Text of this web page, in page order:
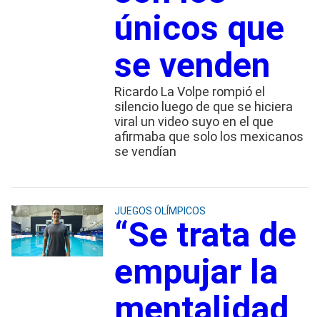
únicos que
se venden
Ricardo La Volpe rompió el
silencio luego de que se hiciera
viral un video suyo en el que
afirmaba que solo los mexicanos
se vendían
JUEGOS OLÍMPICOS
“Se trata de
empujar la